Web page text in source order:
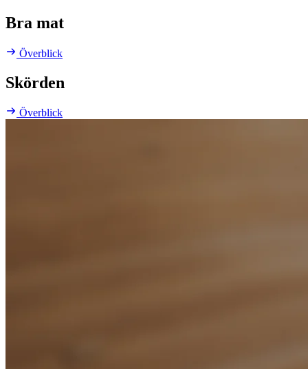
Bra mat
Överblick
Skörden
Överblick